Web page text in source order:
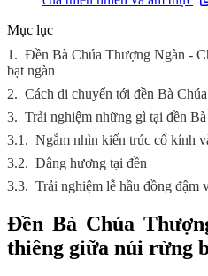
Mục lục
1. Đền Bà Chúa Thượng Ngàn -
bạt ngàn
2. Cách di chuyển tới đền Bà
3. Trải nghiệm những gì tại đền
3.1. Ngắm nhìn kiến trúc cổ kính
3.2. Dâng hương tại đền
3.3. Trải nghiệm lễ hầu đồng đậm
Đền Bà Chúa
thiêng giữa núi rừng